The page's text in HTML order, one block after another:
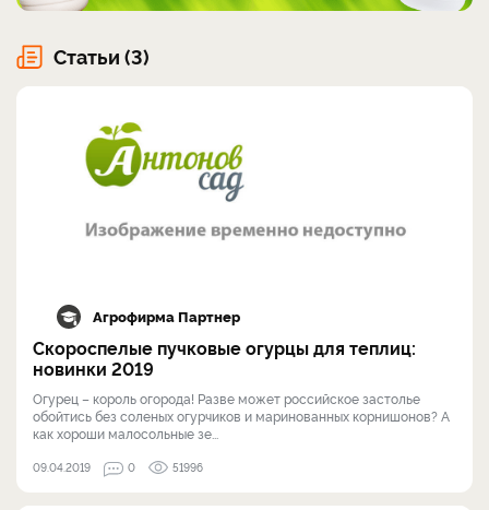
Статьи (3)
Агрофирма Партнер
Скороспелые пучковые огурцы для теплиц:
новинки 2019
Огурец – король огорода! Разве может российское застолье
обойтись без соленых огурчиков и маринованных корнишонов? А
как хороши малосольные зе...
09.04.2019 0 51996